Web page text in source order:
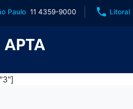
Paulo 11 4359-9000 phone Litoral